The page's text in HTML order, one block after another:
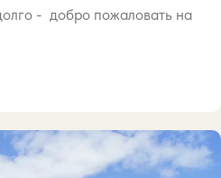
- добро пожаловать на